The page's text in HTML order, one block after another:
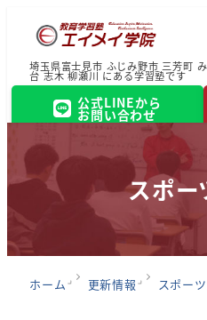
埼玉県富士見市 ふじみ野市 三芳町
台 志木 柳瀬川 にある学習塾です
公式LINEから
お問い合わせ
スポー
ホーム 更新情報 スポー